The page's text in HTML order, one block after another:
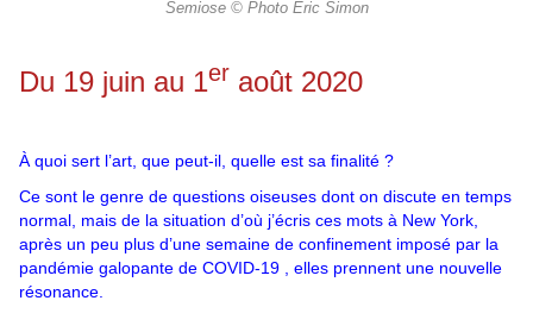
Semiose © Photo Éric Simon
Du 19 juin au 1er août 2020
À quoi sert l’art, que peut-il, quelle est sa finalité ?
Ce sont le genre de questions oiseuses dont on discute en temps
normal, mais de la situation d’où j’écris ces mots à New York,
après un peu plus d’une semaine de confinement imposé par la
pandémie galopante de COVID-19 , elles prennent une nouvelle
résonance.